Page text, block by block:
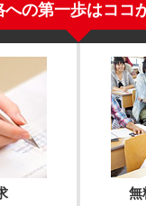
の第一歩はココ
無